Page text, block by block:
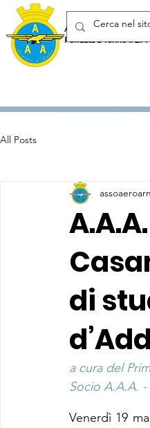
Associazione Arma
Fondata a Torino il 29
All Posts
di
a cura del
Socio A.A.A. -
Venerdì 19